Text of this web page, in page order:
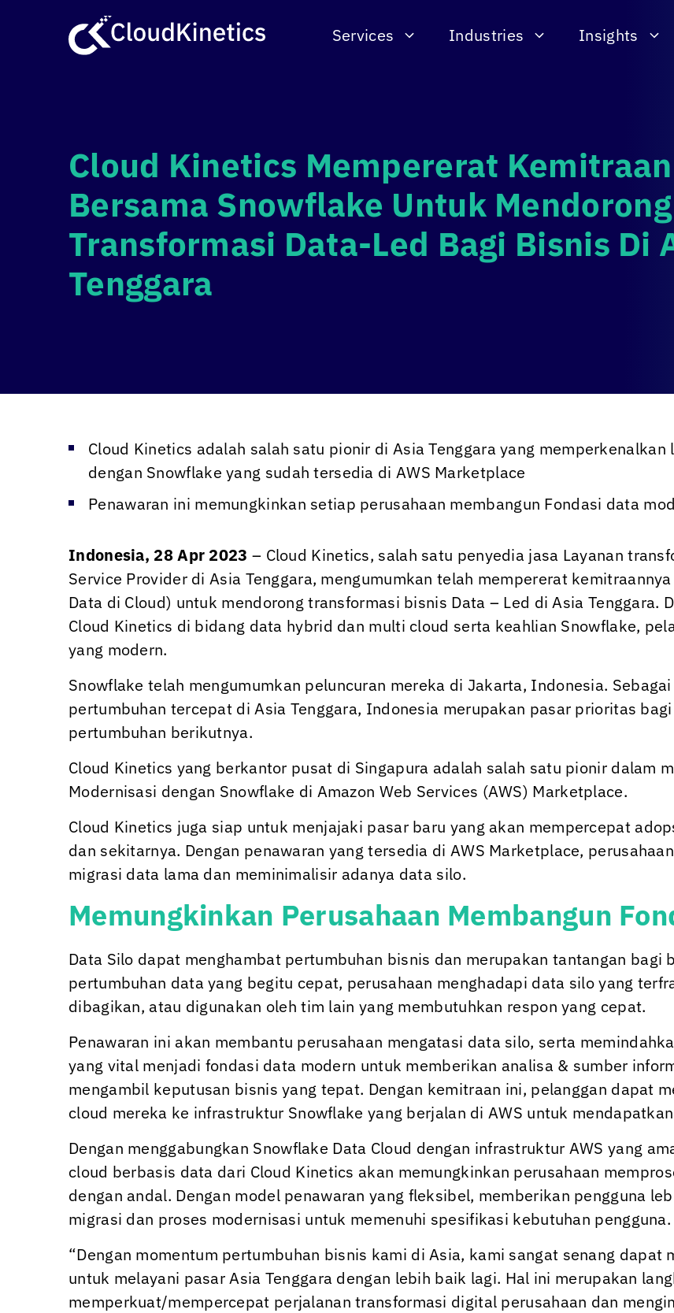
Services Industries Insights
Cloud Kinetics Mempererat Kemitraan
Bersama Snowflake Untuk Mendorong
Transformasi Data-Led Bagi Bisnis Di
Tenggara
Cloud Kinetics adalah salah satu pionir di Asia Tenggara yang
dengan Snowflake yang sudah tersedia di AWS Marketplace
Penawaran ini memungkinkan setiap perusahaan membangun Fondasi data
Indonesia, 28 Apr 2023 – Cloud Kinetics, salah satu penyedia jasa Layanan
Service Provider di Asia Tenggara, mengumumkan telah mempererat
Data di Cloud) untuk mendorong transformasi bisnis Data – Led di Asia Tenggara.
Cloud Kinetics di bidang data hybrid dan multi cloud serta keahlian Snowflake,
yang modern.
Snowflake telah mengumumkan peluncuran mereka di Jakarta, Indonesia.
pertumbuhan tercepat di Asia Tenggara, Indonesia merupakan pasar prioritas bagi
pertumbuhan berikutnya.
Cloud Kinetics yang berkantor pusat di Singapura adalah salah satu pionir dalam
Modernisasi dengan Snowflake di Amazon Web Services (AWS) Marketplace.
Cloud Kinetics juga siap untuk menjajaki pasar baru yang akan mempercepat
dan sekitarnya. Dengan penawaran yang tersedia di AWS Marketplace,
migrasi data lama dan meminimalisir adanya data silo.
Memungkinkan Perusahaan Membangun
Data Silo dapat menghambat pertumbuhan bisnis dan merupakan tantangan bagi
pertumbuhan data yang begitu cepat, perusahaan menghadapi data silo yang
dibagikan, atau digunakan oleh tim lain yang membutuhkan respon yang cepat.
Penawaran ini akan membantu perusahaan mengatasi data silo, serta
yang vital menjadi fondasi data modern untuk memberikan analisa & sumber
mengambil keputusan bisnis yang tepat. Dengan kemitraan ini, pelanggan dapat
cloud mereka ke infrastruktur Snowflake yang berjalan di AWS untuk
Dengan menggabungkan Snowflake Data Cloud dengan infrastruktur AWS yang
cloud berbasis data dari Cloud Kinetics akan memungkinkan perusahaan
dengan andal. Dengan model penawaran yang fleksibel, memberikan pengguna
migrasi dan proses modernisasi untuk memenuhi spesifikasi kebutuhan pengguna.
“Dengan momentum pertumbuhan bisnis kami di Asia, kami sangat senang
untuk melayani pasar Asia Tenggara dengan lebih baik lagi. Hal ini merupakan
memperkuat/mempercepat perjalanan transformasi digital perusahaan dan